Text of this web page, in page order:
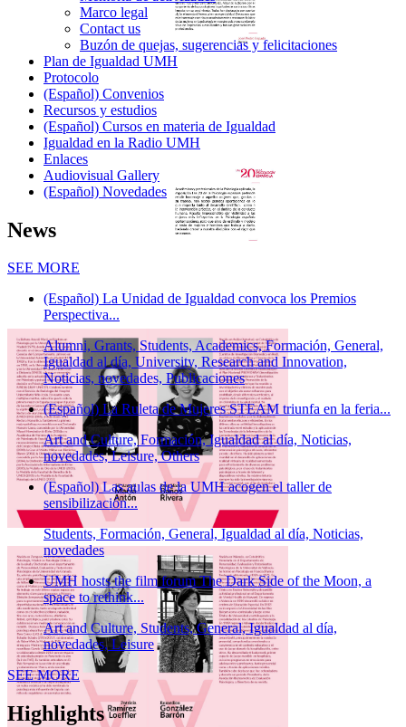
Marco legal
Contact us
Buzón de quejas, sugerencias y felicitaciones
Plan de Igualdad UMH
Protocolo
(Español) Convenios
Recursos y estudios
(Español) Cursos en materia de Igualdad
Igualdad en la Radio UMH
Enlaces
Audiovisual Gallery
(Español) Novedades
News
SEE MORE
(Español) La Unidad de Igualdad convoca los Premios
Perspectiva...
Alumni, Grants, Students, Academics, Formación, General,
Igualdad al día, University, Research and Innovation,
Noticias, novedades, Publicaciones
(Español) La Ruleta de Mujeres STEAM triunfa en la feria...
Art and Culture, Formación, Igualdad al día, Noticias,
novedades, Leisure, Others
(Español) Las aulas de la UMH acogen el taller de
sensibilización...
Students, Formación, General, Igualdad al día, Noticias,
novedades
UMH hosts the film forum The Dark Side of the Moon, a
space to rethink...
Art and Culture, Students, General, Igualdad al día,
novedades, Leisure
SEE MORE News
Highlights